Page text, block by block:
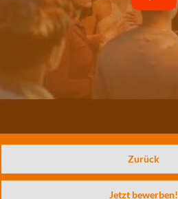
Zurück
Jetzt bewerben!